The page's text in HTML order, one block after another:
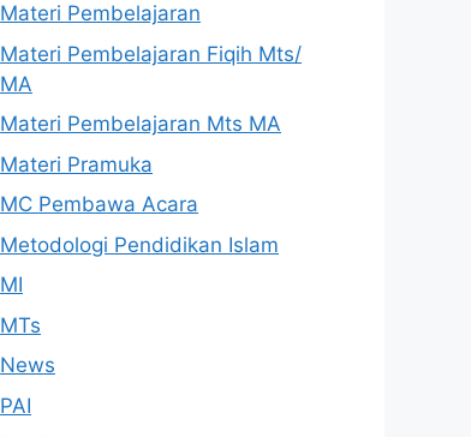
Materi Pembelajaran
Materi Pembelajaran Fiqih Mts/
MA
Materi Pembelajaran Mts MA
Materi Pramuka
MC Pembawa Acara
Metodologi Pendidikan Islam
MI
MTs
News
PAI